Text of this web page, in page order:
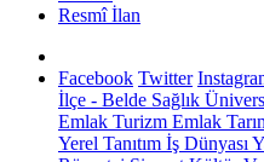
Resmî İlan
Facebook Twitter
İlçe - Belde Sağlık
Emlak Turizm Emlak
Yerel Tanıtım İş Dünyası